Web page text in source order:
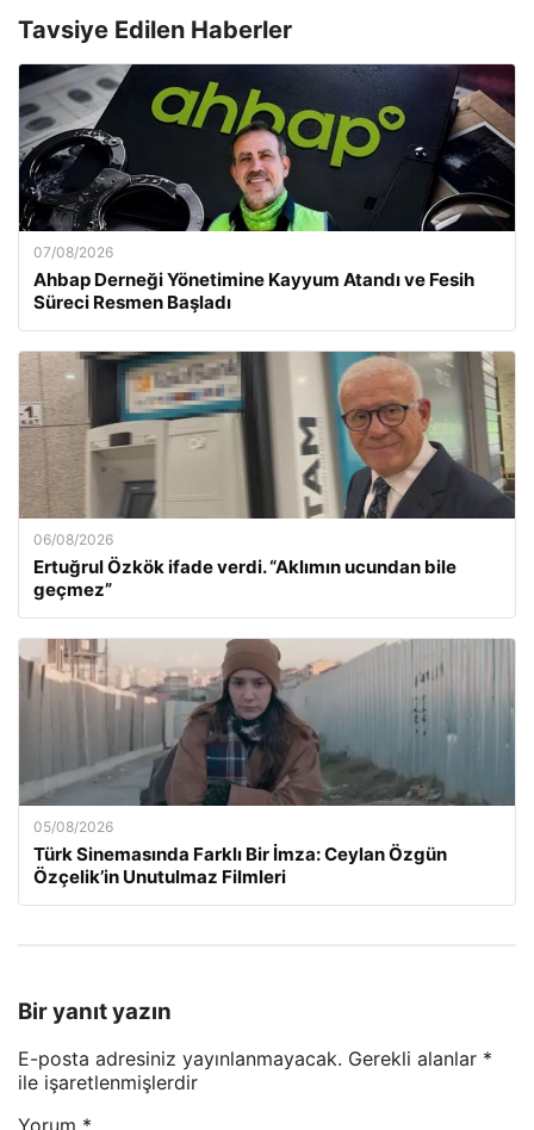
Tavsiye Edilen Haberler
07/08/2026
Ahbap Derneği Yönetimine Kayyum Atandı ve Fesih
Süreci Resmen Başladı
06/08/2026
Ertuğrul Özkök ifade verdi. “Aklımın ucundan bile
geçmez”
05/08/2026
Türk Sinemasında Farklı Bir İmza: Ceylan Özgün
Özçelik’in Unutulmaz Filmleri
Bir yanıt yazın
E-posta adresiniz yayınlanmayacak. Gerekli alanlar *
ile işaretlenmişlerdir